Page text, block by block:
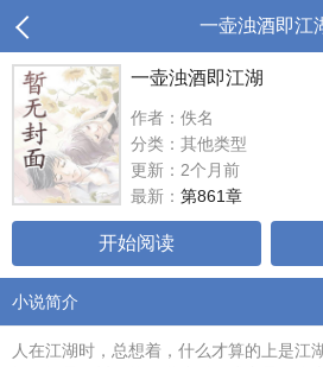
一壶浊酒即江
一壶浊酒即江湖
作者：佚名
分类：其他类型
更新：2个月前
最新： 第861章
开始阅读
小说简介
人在江湖时，总想着，什么才算的上是江